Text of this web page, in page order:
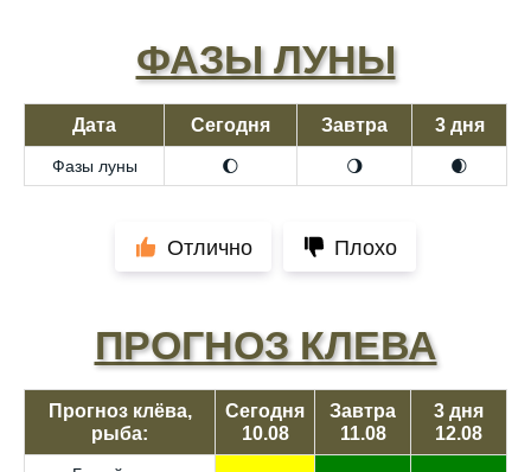
ФАЗЫ ЛУНЫ
Дата Сегодня Завтра 3 дня
Фазы луны 🌔 🌖 🌒
Отлично Плохо
ПРОГНОЗ КЛЕВА
Прогноз клёва,
рыба:
Сегодня
10.08
Завтра
11.08
3 дня
12.08